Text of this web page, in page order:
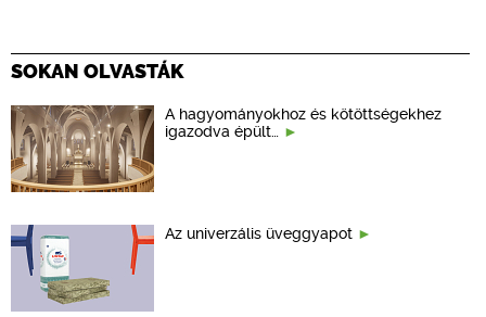
SOKAN OLVASTÁK
A hagyományokhoz és kötöttségekhez
igazodva épült…
Az univerzális üveggyapot